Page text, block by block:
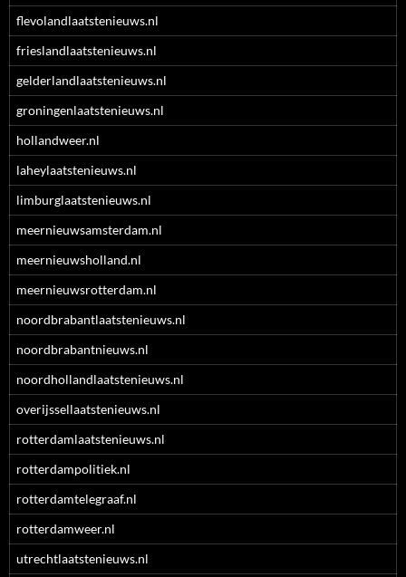
flevolandlaatstenieuws.nl
frieslandlaatstenieuws.nl
gelderlandlaatstenieuws.nl
groningenlaatstenieuws.nl
hollandweer.nl
laheylaatstenieuws.nl
limburglaatstenieuws.nl
meernieuwsamsterdam.nl
meernieuwsholland.nl
meernieuwsrotterdam.nl
noordbrabantlaatstenieuws.nl
noordbrabantnieuws.nl
noordhollandlaatstenieuws.nl
overijssellaatstenieuws.nl
rotterdamlaatstenieuws.nl
rotterdampolitiek.nl
rotterdamtelegraaf.nl
rotterdamweer.nl
utrechtlaatstenieuws.nl